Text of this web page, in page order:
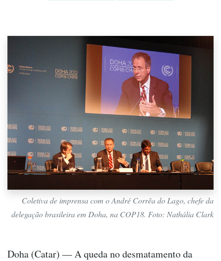
Coletiva de imprensa com o André Corrêa do Lago, chefe da
delegação brasileira em Doha, na COP18. Foto: Nathália Clark
Doha (Catar) — A queda no desmatamento da